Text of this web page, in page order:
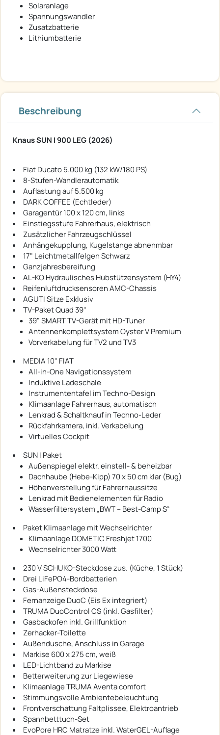
Solaranlage
Spannungswandler
Zusatzbatterie
Lithiumbatterie
Beschreibung
Knaus SUN I 900 LEG (2026)
Fiat Ducato 5.000 kg (132 kW/180 PS)
8-Stufen-Wandlerautomatik
Auflastung auf 5.500 kg
DARK COFFEE (Echtleder)
Garagentür 100 x 120 cm, links
Einstiegsstufe Fahrerhaus, elektrisch
Zusätzlicher Fahrzeugschlüssel
Anhängekupplung, Kugelstange abnehmbar
17" Leichtmetallfelgen Schwarz
Ganzjahresbereifung
AL-KO Hydraulisches Hubstützensystem (HY4)
Reifenluftdrucksensoren AMC-Chassis
AGUTI Sitze Exklusiv
TV-Paket Quad 39"
39" SMART TV-Gerät mit HD-Tuner
Antennenkomplettsystem Oyster V Premium
Vorverkabelung für TV2 und TV3
MEDIA 10" FIAT
All-in-One Navigationssystem
Induktive Ladeschale
Instrumententafel im Techno-Design
Klimaanlage Fahrerhaus, automatisch
Lenkrad & Schaltknauf in Techno-Leder
Rückfahrkamera, inkl. Verkabelung
Virtuelles Cockpit
SUN I Paket
Außenspiegel elektr. einstell- & beheizbar
Dachhaube (Hebe-Kipp) 70 x 50 cm klar (Bug)
Höhenverstellung für Fahrerhaussitze
Lenkrad mit Bedienelementen für Radio
Wasserfiltersystem „BWT – Best-Camp S“
Paket Klimaanlage mit Wechselrichter
Klimaanlage DOMETIC Freshjet 1700
Wechselrichter 3000 Watt
230 V SCHUKO-Steckdose zus. (Küche, 1 Stück)
Drei LiFePO4-Bordbatterien
Gas-Außensteckdose
Fernanzeige DuoC (Eis Ex integriert)
TRUMA DuoControl CS (inkl. Gasfilter)
Gasbackofen inkl. Grillfunktion
Zerhacker-Toilette
Außendusche, Anschluss in Garage
Markise 600 x 275 cm, weiß
LED-Lichtband zu Markise
Betterweiterung zur Liegewiese
Klimaanlage TRUMA Aventa comfort
Stimmungsvolle Ambientebeleuchtung
Frontverschattung Faltplissee, Elektroantrieb
Spannbetttuch-Set
EvoPore HRC Matratze inkl. WaterGEL-Auflage